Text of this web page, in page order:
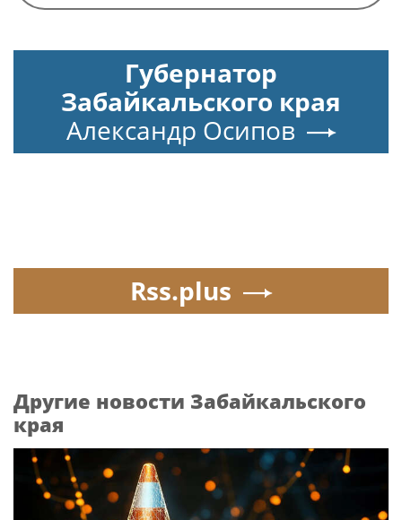
Губернатор
Забайкальского края
Александр Осипов
Rss.plus
Другие новости Забайкальского
края